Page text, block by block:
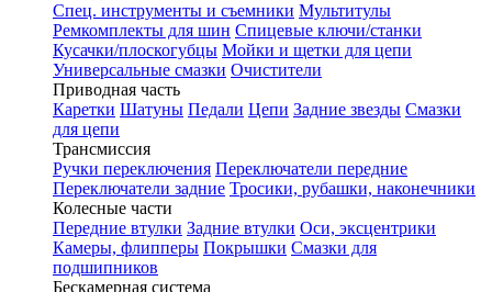
Спец. инструменты и съемники Мультитулы
Ремкомплекты для шин Спицевые ключи/станки
Кусачки/плоскогубцы Мойки и щетки для цепи
Универсальные смазки Очистители
Приводная часть
Каретки Шатуны Педали Цепи Задние звезды Смазки
для цепи
Трансмиссия
Ручки переключения Переключатели передние
Переключатели задние Тросики, рубашки, наконечники
Колесные части
Передние втулки Задние втулки Оси, эксцентрики
Камеры, флипперы Покрышки Смазки для
подшипников
Бескамерная система